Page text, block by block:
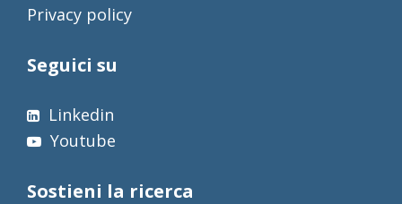
Privacy policy
Seguici su
Linkedin
Youtube
Sostieni la ricerca